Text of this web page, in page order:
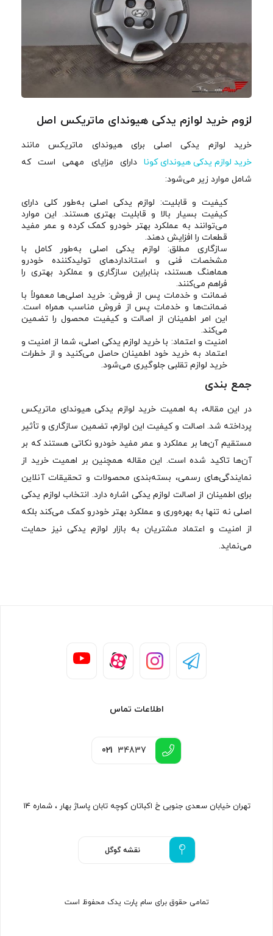
لزوم خرید لوازم یدکی هیوندای ماتریکس اصل
خرید لوازم یدکی اصلی برای هیوندای ماتریکس مانند
خرید لوازم یدکی هیوندای کونا دارای مزایای مهمی است که
شامل موارد زیر می‌شود:
کیفیت و قابلیت: لوازم یدکی اصلی به‌طور کلی دارای
کیفیت بسیار بالا و قابلیت بهتری هستند. این موارد
می‌توانند به عملکرد بهتر خودرو کمک کرده و عمر مفید
قطعات را افزایش دهند.
سازگاری مطلق: لوازم یدکی اصلی به‌طور کامل با
مشخصات فنی و استانداردهای تولیدکننده خودرو
هماهنگ هستند، بنابراین سازگاری و عملکرد بهتری را
فراهم می‌کنند.
ضمانت و خدمات پس از فروش: خرید اصلی‌ها معمولاً با
ضمانت‌ها و خدمات پس از فروش مناسب همراه است.
این امر اطمینان از اصالت و کیفیت محصول را تضمین
می‌کند.
امنیت و اعتماد: با خرید لوازم یدکی اصلی، شما از امنیت و
اعتماد به خرید خود اطمینان حاصل می‌کنید و از خطرات
خرید لوازم تقلبی جلوگیری می‌شود.
جمع بندی
در این مقاله، به اهمیت خرید لوازم یدکی هیوندای ماتریکس
پرداخته شد. اصالت و کیفیت این لوازم، تضمین سازگاری و تأثیر
مستقیم آن‌ها بر عملکرد و عمر مفید خودرو نکاتی هستند که بر
آن‌ها تاکید شده است. این مقاله همچنین بر اهمیت خرید از
نمایندگی‌های رسمی، بسته‌بندی محصولات و تحقیقات آنلاین
برای اطمینان از اصالت لوازم یدکی اشاره دارد. انتخاب لوازم یدکی
اصلی نه تنها به بهره‌وری و عملکرد بهتر خودرو کمک می‌کند بلکه
از امنیت و اعتماد مشتریان به بازار لوازم یدکی نیز حمایت
می‌نماید.
اطلاعات تماس
021 34837
تهران خیابان سعدی جنوبی خ اکباتان کوچه تابان پاساژ بهار ، شماره ۱۴
نقشه گوگل
تمامی حقوق برای سام پارت یدک محفوظ است